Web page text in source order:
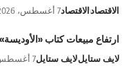
الاقتصادالاقتصاد7 أغسطس، 2026
ارتفاع مبيعات كتاب «الأوديسة» في
لايف ستايللايف ستايل7 أغسطس، 2026